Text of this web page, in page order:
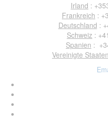
Irland :
Frankreich :
Deutschland :
Schweiz :
Spanien :
Vereinigte Staaten